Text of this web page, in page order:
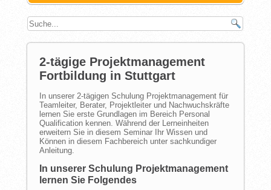
2-tägige Projektmanagement
Fortbildung in Stuttgart
In unserer 2-tägigen Schulung Projektmanagement für
Teamleiter, Berater, Projektleiter und Nachwuchskräfte
lernen Sie erste Grundlagen im Bereich Personal
Qualification kennen. Während der Lerneinheiten
erweitern Sie in diesem Seminar Ihr Wissen und
Können in diesem Fachbereich unter sachkundiger
Anleitung.
In unserer Schulung Projektmanagement
lernen Sie Folgendes